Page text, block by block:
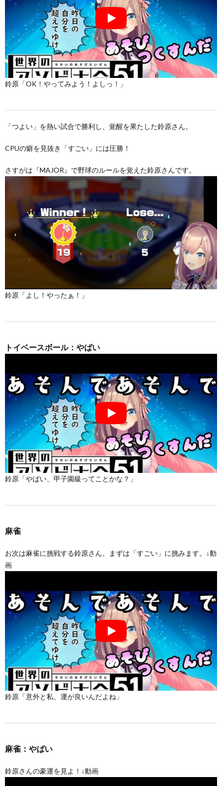
鈴原「OK！やってみよう！よしっ！」
「つよい」を熱い試合で勝利し、覚醒を果たした鈴原さん。
CPUの癖を見抜き「すごい」には圧勝！
さすがは『MAJOR』で野球のルールを覚えた鈴原さんです。
鈴原「よし！やったぁ！」
トイベースボール：やばい
鈴原「やばい、甲子園級ってことかな？」
麻雀
お次は麻雀に挑戦する鈴原さん。まずは「すごい」に挑みます。↓動
画
鈴原「意外と私、運が良いんだよね」
麻雀：やばい
鈴原さんの豪運を見よ！↓動画